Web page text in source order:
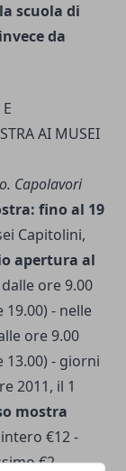
scuola di
da
AI MUSEI
Capolavori
fino al 19
Capitolini,
apertura al
ore 9.00
- nelle
ore 9.00
13.00) - giorni
2011, il 1
mostra
€12 -
€2 -